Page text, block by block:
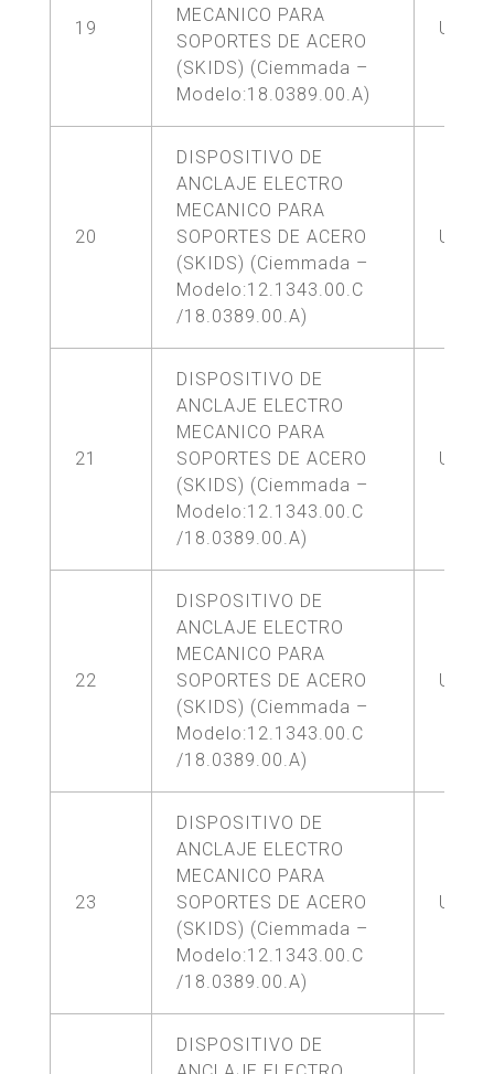
19
MECANICO PARA
SOPORTES DE ACERO
(SKIDS) (Ciemmada –
Modelo:18.0389.00.A)
UNA
20
DISPOSITIVO DE
ANCLAJE ELECTRO
MECANICO PARA
SOPORTES DE ACERO
(SKIDS) (Ciemmada –
Modelo:12.1343.00.C
/18.0389.00.A)
UNA
21
DISPOSITIVO DE
ANCLAJE ELECTRO
MECANICO PARA
SOPORTES DE ACERO
(SKIDS) (Ciemmada –
Modelo:12.1343.00.C
/18.0389.00.A)
UNA
22
DISPOSITIVO DE
ANCLAJE ELECTRO
MECANICO PARA
SOPORTES DE ACERO
(SKIDS) (Ciemmada –
Modelo:12.1343.00.C
/18.0389.00.A)
UNA
23
DISPOSITIVO DE
ANCLAJE ELECTRO
MECANICO PARA
SOPORTES DE ACERO
(SKIDS) (Ciemmada –
Modelo:12.1343.00.C
/18.0389.00.A)
UNA
DISPOSITIVO DE